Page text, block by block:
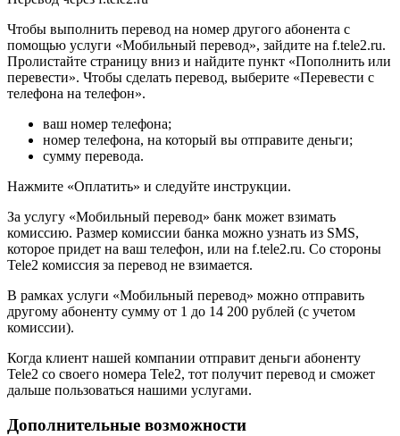
Чтобы выполнить перевод на номер другого абонента с
помощью услуги «Мобильный перевод», зайдите на f.tele2.ru.
Пролистайте страницу вниз и найдите пункт «Пополнить или
перевести». Чтобы сделать перевод, выберите «Перевести с
телефона на телефон».
ваш номер телефона;
номер телефона, на который вы отправите деньги;
сумму перевода.
Нажмите «Оплатить» и следуйте инструкции.
За услугу «Мобильный перевод» банк может взимать
комиссию. Размер комиссии банка можно узнать из SMS,
которое придет на ваш телефон, или на f.tele2.ru. Со стороны
Tele2 комиссия за перевод не взимается.
В рамках услуги «Мобильный перевод» можно отправить
другому абоненту сумму от 1 до 14 200 рублей (с учетом
комиссии).
Когда клиент нашей компании отправит деньги абоненту
Tele2 со своего номера Tele2, тот получит перевод и сможет
дальше пользоваться нашими услугами.
Дополнительные возможности